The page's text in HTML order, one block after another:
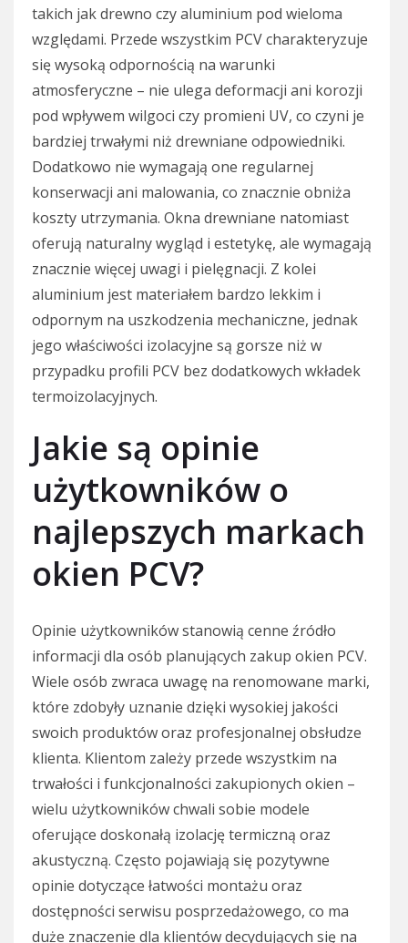
takich jak drewno czy aluminium pod wieloma
względami. Przede wszystkim PCV charakteryzuje
się wysoką odpornością na warunki
atmosferyczne – nie ulega deformacji ani korozji
pod wpływem wilgoci czy promieni UV, co czyni je
bardziej trwałymi niż drewniane odpowiedniki.
Dodatkowo nie wymagają one regularnej
konserwacji ani malowania, co znacznie obniża
koszty utrzymania. Okna drewniane natomiast
oferują naturalny wygląd i estetykę, ale wymagają
znacznie więcej uwagi i pielęgnacji. Z kolei
aluminium jest materiałem bardzo lekkim i
odpornym na uszkodzenia mechaniczne, jednak
jego właściwości izolacyjne są gorsze niż w
przypadku profili PCV bez dodatkowych wkładek
termoizolacyjnych.
Jakie są opinie
użytkowników o
najlepszych markach
okien PCV?
Opinie użytkowników stanowią cenne źródło
informacji dla osób planujących zakup okien PCV.
Wiele osób zwraca uwagę na renomowane marki,
które zdobyły uznanie dzięki wysokiej jakości
swoich produktów oraz profesjonalnej obsłudze
klienta. Klientom zależy przede wszystkim na
trwałości i funkcjonalności zakupionych okien –
wielu użytkowników chwali sobie modele
oferujące doskonałą izolację termiczną oraz
akustyczną. Często pojawiają się pozytywne
opinie dotyczące łatwości montażu oraz
dostępności serwisu posprzedażowego, co ma
duże znaczenie dla klientów decydujących się na